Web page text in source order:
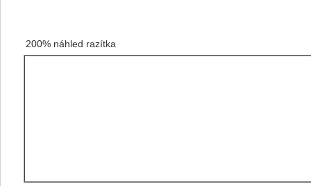
200% náhled razítka